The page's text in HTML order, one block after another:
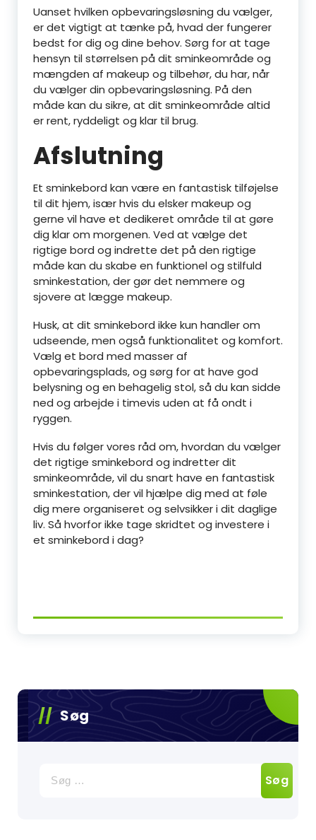
Uanset hvilken opbevaringsløsning du vælger,
er det vigtigt at tænke på, hvad der fungerer
bedst for dig og dine behov. Sørg for at tage
hensyn til størrelsen på dit sminkeområde og
mængden af makeup og tilbehør, du har, når
du vælger din opbevaringsløsning. På den
måde kan du sikre, at dit sminkeområde altid
er rent, ryddeligt og klar til brug.
Afslutning
Et sminkebord kan være en fantastisk tilføjelse
til dit hjem, især hvis du elsker makeup og
gerne vil have et dedikeret område til at gøre
dig klar om morgenen. Ved at vælge det
rigtige bord og indrette det på den rigtige
måde kan du skabe en funktionel og stilfuld
sminkestation, der gør det nemmere og
sjovere at lægge makeup.
Husk, at dit sminkebord ikke kun handler om
udseende, men også funktionalitet og komfort.
Vælg et bord med masser af
opbevaringsplads, og sørg for at have god
belysning og en behagelig stol, så du kan sidde
ned og arbejde i timevis uden at få ondt i
ryggen.
Hvis du følger vores råd om, hvordan du vælger
det rigtige sminkebord og indretter dit
sminkeområde, vil du snart have en fantastisk
sminkestation, der vil hjælpe dig med at føle
dig mere organiseret og selvsikker i dit daglige
liv. Så hvorfor ikke tage skridtet og investere i
et sminkebord i dag?
Søg
efter: